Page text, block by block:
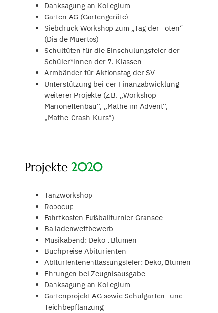
Danksagung an Kollegium
Garten AG (Gartengeräte)
Siebdruck Workshop zum „Tag der Toten“
(Dia de Muertos)
Schultüten für die Einschulungsfeier der
Schüler*innen der 7. Klassen
Armbänder für Aktionstag der SV
Unterstützung bei der Finanzabwicklung
weiterer Projekte (z.B. „Workshop
Marionettenbau“, „Mathe im Advent“,
„Mathe-Crash-Kurs“)
Projekte 2020
Tanzworkshop
Robocup
Fahrtkosten Fußballturnier Gransee
Balladenwettbewerb
Musikabend: Deko , Blumen
Buchpreise Abiturienten
Abiturientenentlassungsfeier: Deko, Blumen
Ehrungen bei Zeugnisausgabe
Danksagung an Kollegium
Gartenprojekt AG sowie Schulgarten- und
Teichbepflanzung